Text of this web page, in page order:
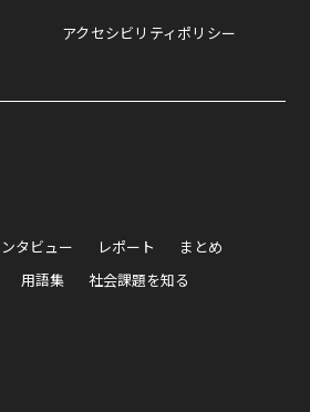
アクセシビリティポリシー
タビュー レポート
まとめ
用語集 社会課題を知る